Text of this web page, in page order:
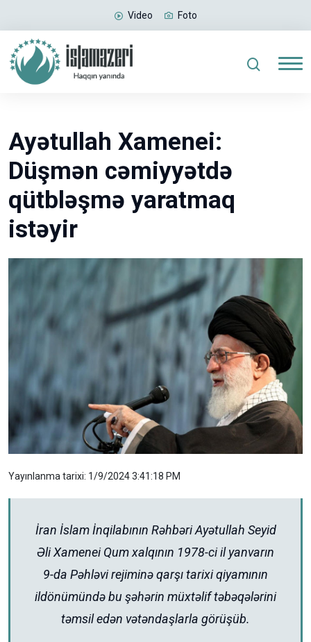
Video Foto
Ayətullah Xamenei:
Düşmən cəmiyyətdə
qütbləşmə yaratmaq
istəyir
Yayınlanma tarixi: 1/9/2024 3:41:18 PM
İran İslam İnqilabının Rəhbəri Ayətullah Seyid
Əli Xamenei Qum xalqının 1978-ci il yanvarın
9-da Pəhləvi rejiminə qarşı tarixi qiyamının
ildönümündə bu şəhərin müxtəlif təbəqələrini
təmsil edən vətəndaşlarla görüşüb.